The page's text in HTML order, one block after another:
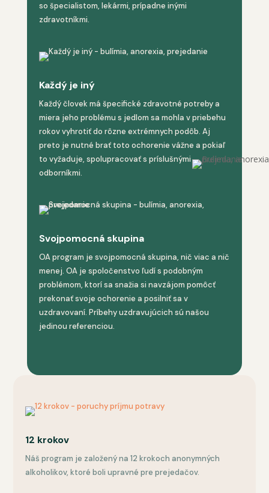
so špecialistom, lekármi, prípadne inými
zdravotníkmi.
Každý je iný
Každý človek má špecifické zdravotné potreby a
miera jeho problému s jedlom sa mohla v priebehu
rokov vyhrotiť do rôzne extrémnych podôb. Aj
preto je nutné brať toto ochorenie vážne a pokiaľ
to vyžaduje, spolupracovať s príslušnými
odborníkmi.
Svojpomocná skupina
OA program je svojpomocná skupina, nič viac a nič
menej. OA je spoločenstvo ľudí s podobným
problémom, ktorí sa snažia si navzájom pomôcť
prekonať svoje ochorenie a posilniť sa v
uzdravovaní. Príbehy uzdravujúcich sú našou
jedinou referenciou.
12 krokov
Náš program je založený na 12 krokoch anonymných
alkoholikov, ktoré boli upravné pre prejedačov.